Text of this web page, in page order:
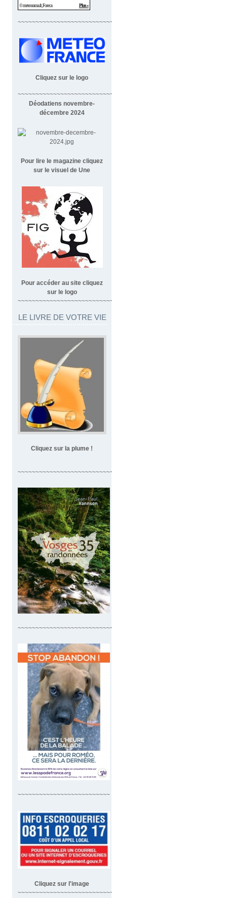
~~~~~~~~~~~~~~~~~~~~~~~~~~~~
Cliquez sur le logo
~~~~~~~~~~~~~~~~~~~~~~~~~~~~~~~~~~~~
Déodatiens novembre-
décembre 2024
Pour lire le magazine cliquez
sur le visuel de Une
Pour accéder au site cliquez
sur le logo
~~~~~~~~~~~~~~~~~~~~~~~~~~~~~~~~~
LE LIVRE DE VOTRE VIE
Cliquez sur la plume !
~~~~~~~~~~~~~~~~~~~~~~~~~~~~~~~~~~
~~~~~~~~~~~~~~~~~~~~~~~~~~~~~~~~~
~~~~~~~~~~~~~~~~~~~~~~~~~~
Cliquez sur l'image
~~~~~~~~~~~~~~~~~~~~~~~~~~~~~~~~~~~~